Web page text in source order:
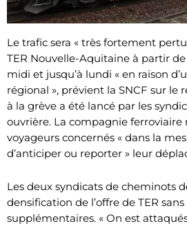
Le trafic sera « très fortement
TER Nouvelle-Aquitaine à partir
midi et jusqu’à lundi « en raison
régional », prévient la SNCF sur le
à la grève a été lancé par les
ouvrière. La compagnie
voyageurs concernés « dans la
d’anticiper ou reporter » leur
Les deux syndicats de cheminots
densification de l’offre de TER
supplémentaires. « On est